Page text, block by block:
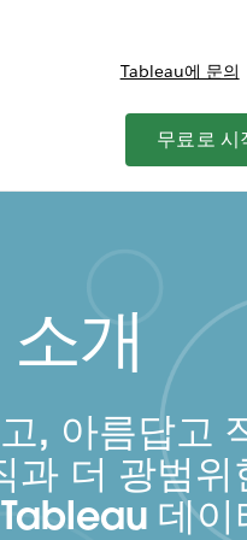
Tableau에 문의
무료로 시
개
, 아름답고
과 더 광범위
데이